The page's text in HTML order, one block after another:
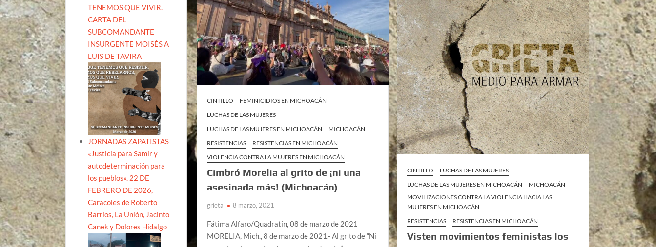
CINTILLO
FEMINICIDIOS EN MICHOACÁN
LUCHAS DE LAS MUJERES
LUCHAS DE LAS MUJERES EN MICHOACÁN
MICHOACÁN
RESISTENCIAS
RESISTENCIAS EN MICHOACÁN
VIOLENCIA CONTRA LA MUJERES EN MICHOACÁN
Cimbró Morelia al grito de ¡ni una
asesinada más! (Michoacán)
grieta 8 marzo, 2021
Fátima Alfaro/Quadratín, 08 de marzo de 2021
MORELIA, Mich., 8 de marzo de 2021.- Al grito de “Ni
CINTILLO
LUCHAS DE LAS MUJERES
LUCHAS DE LAS MUJERES EN MICHOACÁN
MICHOACÁN
MOVILIZACIONES CONTRA LA VIOLENCIA HACIA LAS
MUJERES EN MICHOACÁN
RESISTENCIAS
RESISTENCIAS EN MICHOACÁN
Visten movimientos feministas los
TENEMOS QUE VIVIR.
CARTA DEL
SUBCOMANDANTE
INSURGENTE MOISÉS A
LUIS DE TAVIRA
JORNADAS ZAPATISTAS
«Justicia para Samir y
autodeterminación para
los pueblos». 22 DE
FEBRERO DE 2026,
Caracoles de Roberto
Barrios, La Unión, Jacinto
Canek y Dolores Hidalgo